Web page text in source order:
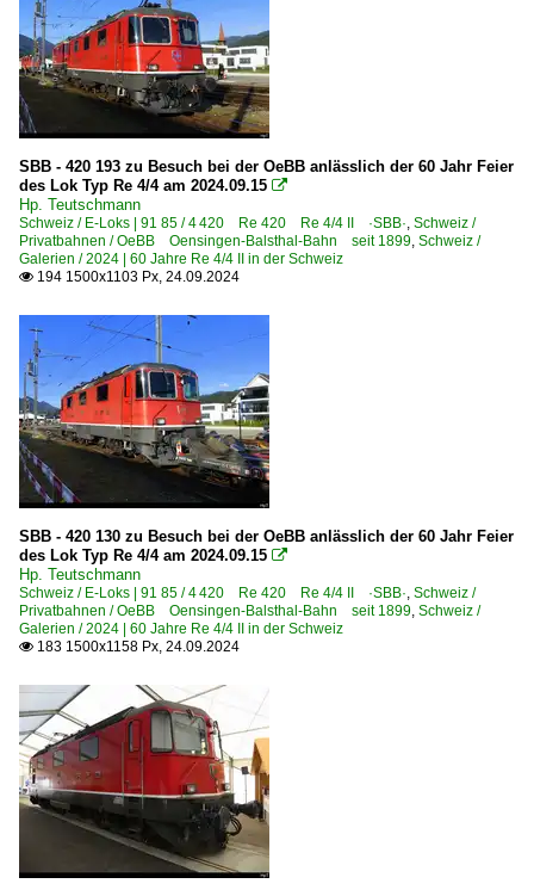
SBB - 420 193 zu Besuch bei der OeBB anlässlich der 60 Jahr Feier
des Lok Typ Re 4/4 am 2024.09.15 
Hp. Teutschmann
Schweiz / E-Loks | 91 85 / 4 420 Re 420 Re 4/4 II ·SBB·, Schweiz /
Privatbahnen / OeBB Oensingen-Balsthal-Bahn seit 1899, Schweiz /
Galerien / 2024 | 60 Jahre Re 4/4 II in der Schweiz
 194 1500x1103 Px, 24.09.2024
SBB - 420 130 zu Besuch bei der OeBB anlässlich der 60 Jahr Feier
des Lok Typ Re 4/4 am 2024.09.15 
Hp. Teutschmann
Schweiz / E-Loks | 91 85 / 4 420 Re 420 Re 4/4 II ·SBB·, Schweiz /
Privatbahnen / OeBB Oensingen-Balsthal-Bahn seit 1899, Schweiz /
Galerien / 2024 | 60 Jahre Re 4/4 II in der Schweiz
 183 1500x1158 Px, 24.09.2024